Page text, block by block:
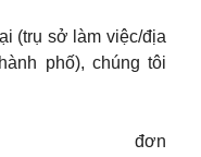
(trụ sở làm việc/địa
phố), chúng tôi
đơn